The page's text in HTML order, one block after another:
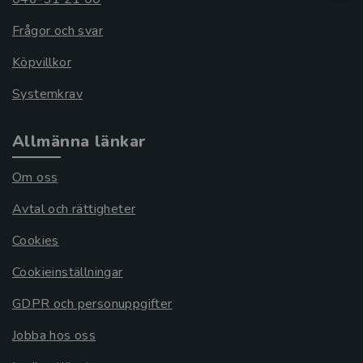
Frågor och svar
Köpvillkor
Systemkrav
Allmänna länkar
Om oss
Avtal och rättigheter
Cookies
Cookieinställningar
GDPR och personuppgifter
Jobba hos oss